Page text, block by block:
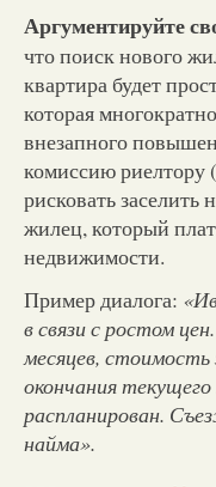
Аргументируйте
что поиск нового
квартира будет
которая
внезапного
комиссию риелтору
рисковать
жилец, который
недвижимости.
Пример диалога:
в связи с ростом
месяцев, стоимость
окончания
распланирован.
найма».